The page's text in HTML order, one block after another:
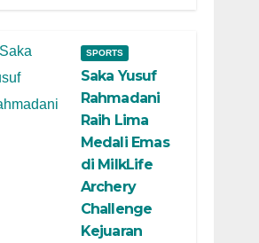
SPORTS
Saka Yusuf
Rahmadani
Raih Lima
Medali Emas
di MilkLife
Archery
Challenge
Kejuaran